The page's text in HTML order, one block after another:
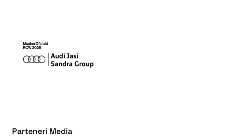
Parteneri Media